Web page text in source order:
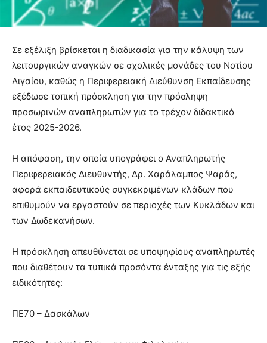
Σε εξέλιξη βρίσκεται η διαδικασία για την κάλυψη των
λειτουργικών αναγκών σε σχολικές μονάδες του Νοτίου
Αιγαίου, καθώς η Περιφερειακή Διεύθυνση Εκπαίδευσης
εξέδωσε τοπική πρόσκληση για την πρόσληψη
προσωρινών αναπληρωτών για το τρέχον διδακτικό
έτος 2025-2026.
Η απόφαση, την οποία υπογράφει ο Αναπληρωτής
Περιφερειακός Διευθυντής, Δρ. Χαράλαμπος Ψαράς,
αφορά εκπαιδευτικούς συγκεκριμένων κλάδων που
επιθυμούν να εργαστούν σε περιοχές των Κυκλάδων και
των Δωδεκανήσων.
Η πρόσκληση απευθύνεται σε υποψηφίους αναπληρωτές
που διαθέτουν τα τυπικά προσόντα ένταξης για τις εξής
ειδικότητες:
ΠΕ70 – Δασκάλων